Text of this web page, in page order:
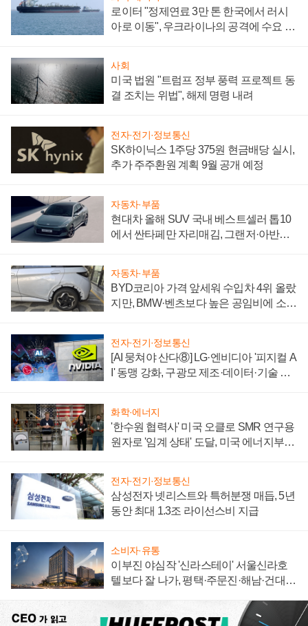
로이터 "정제연료 3만 톤 한국에서 러시
아로 이동", 우크라이나의 공격에 수요 늘
사회
미국 법원 "트럼프 정부 풍력 프로젝트 동
결 조치는 위법", 해제 명령 내려
전자·전기·정보통신
SK하이닉스 1주당 375원 현금배당 실시,
추가 주주환원 계획 9월 공개 예정
자동차·부품
현대차 올해 SUV 국내 베스트셀러 톱10
에서 싼타페만 자리매김, 그랜저·아반떼
자동차·부품
BYD코리아 가격 앞세워 수입차 4위 올랐
지만, BMW·벤츠보다 높은 공임비에 소비
전자·전기·정보통신
[AI 뭉쳐야 산다⑧] LG·엔비디아 '피지컬 A
I' 동맹 강화, 구광모 제조·데이터·기술 결
화학·에너지
'한수원 협력사' 미국 오클로 SMR 연구용
원자로 '임계 상태' 도달, 미국 에너지부
전자·전기·정보통신
삼성전자 넷리스트와 특허분쟁 매듭, 5년
동안 최대 1.3조 라이선스비 지급
소비자·유통
이부진 야심작 '신라스테이' 서울신라호
텔보다 잘 나가, 평택·주문진·해남·건대로